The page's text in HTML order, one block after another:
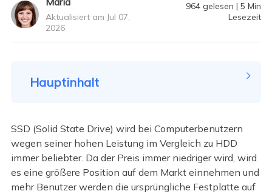
Aktualisiert am Jul 07,
2026
964 gelesen |5 Min
Lesezeit
Hauptinhalt
SSD (Solid State Drive) wird bei Computerbenutzern
wegen seiner hohen Leistung im Vergleich zu HDD
immer beliebter. Da der Preis immer niedriger wird, wird
es eine größere Position auf dem Markt einnehmen und
mehr Benutzer werden die ursprüngliche Festplatte auf